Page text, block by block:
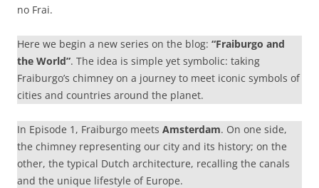
no Frai.
Here we begin a new series on the blog: “Fraiburgo and
the World”. The idea is simple yet symbolic: taking
Fraiburgo’s chimney on a journey to meet iconic symbols of
cities and countries around the planet.
In Episode 1, Fraiburgo meets Amsterdam. On one side,
the chimney representing our city and its history; on the
other, the typical Dutch architecture, recalling the canals
and the unique lifestyle of Europe.